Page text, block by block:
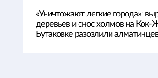
«Уничтожают легкие города»:
деревьев и снос холмов на Кок-
Бутаковке разозлили алматинцев